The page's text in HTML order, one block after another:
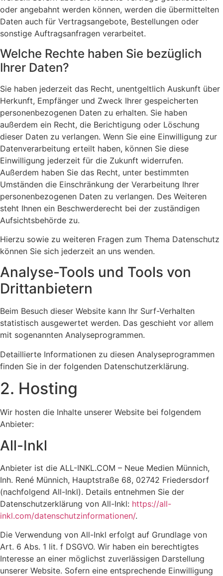
oder angebahnt werden können, werden die übermittelten
Daten auch für Vertragsangebote, Bestellungen oder
sonstige Auftragsanfragen verarbeitet.
Welche Rechte haben Sie bezüglich
Ihrer Daten?
Sie haben jederzeit das Recht, unentgeltlich Auskunft über
Herkunft, Empfänger und Zweck Ihrer gespeicherten
personenbezogenen Daten zu erhalten. Sie haben
außerdem ein Recht, die Berichtigung oder Löschung
dieser Daten zu verlangen. Wenn Sie eine Einwilligung zur
Datenverarbeitung erteilt haben, können Sie diese
Einwilligung jederzeit für die Zukunft widerrufen.
Außerdem haben Sie das Recht, unter bestimmten
Umständen die Einschränkung der Verarbeitung Ihrer
personenbezogenen Daten zu verlangen. Des Weiteren
steht Ihnen ein Beschwerderecht bei der zuständigen
Aufsichtsbehörde zu.
Hierzu sowie zu weiteren Fragen zum Thema Datenschutz
können Sie sich jederzeit an uns wenden.
Analyse-Tools und Tools von
Dritt­anbietern
Beim Besuch dieser Website kann Ihr Surf-Verhalten
statistisch ausgewertet werden. Das geschieht vor allem
mit sogenannten Analyseprogrammen.
Detaillierte Informationen zu diesen Analyseprogrammen
finden Sie in der folgenden Datenschutzerklärung.
2. Hosting
Wir hosten die Inhalte unserer Website bei folgendem
Anbieter:
All-Inkl
Anbieter ist die ALL-INKL.COM – Neue Medien Münnich,
Inh. René Münnich, Hauptstraße 68, 02742 Friedersdorf
(nachfolgend All-Inkl). Details entnehmen Sie der
Datenschutzerklärung von All-Inkl: https://all-
inkl.com/datenschutzinformationen/.
Die Verwendung von All-Inkl erfolgt auf Grundlage von
Art. 6 Abs. 1 lit. f DSGVO. Wir haben ein berechtigtes
Interesse an einer möglichst zuverlässigen Darstellung
unserer Website. Sofern eine entsprechende Einwilligung